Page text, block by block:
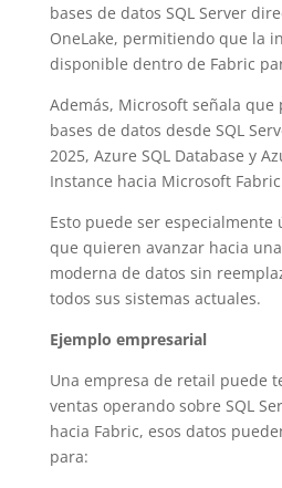
bases de datos SQL Server
OneLake, permitiendo que la
disponible dentro de Fabric
Además, Microsoft señala que
bases de datos desde SQL
2025, Azure SQL Database y
Instance hacia Microsoft
Esto puede ser especialmente
que quieren avanzar hacia
moderna de datos sin
todos sus sistemas actuales.
Ejemplo empresarial
Una empresa de retail puede
ventas operando sobre SQL
hacia Fabric, esos datos
para: